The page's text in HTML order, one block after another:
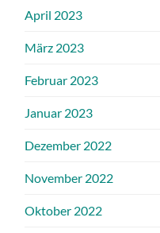
April 2023
März 2023
Februar 2023
Januar 2023
Dezember 2022
November 2022
Oktober 2022